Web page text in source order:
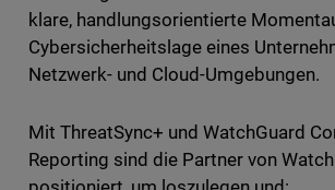
klare, handlungsorientierte
Cybersicherheitslage eines
Netzwerk- und Cloud-Umgebungen.
Mit ThreatSync+ und WatchGuard
Reporting sind die Partner von